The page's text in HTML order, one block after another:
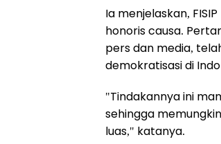
Ia menjelaskan,
honoris causa.
pers dan media,
demokratisasi di
"Tindakannya ini
sehingga
luas," katanya.